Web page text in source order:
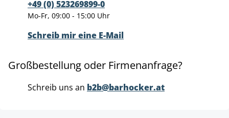
+49 (0) 523269899-0
Mo-Fr, 09:00 - 15:00 Uhr
Schreib mir eine E-Mail
Großbestellung oder Firmenanfrage?
Schreib uns an b2b@barhocker.at